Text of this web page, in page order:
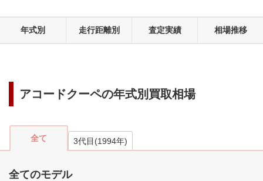
年式別 走行距離別 査定実績 相場推移
アコードクーペの年式別買取相場
全て 3代目 (1994年)
全てのモデル